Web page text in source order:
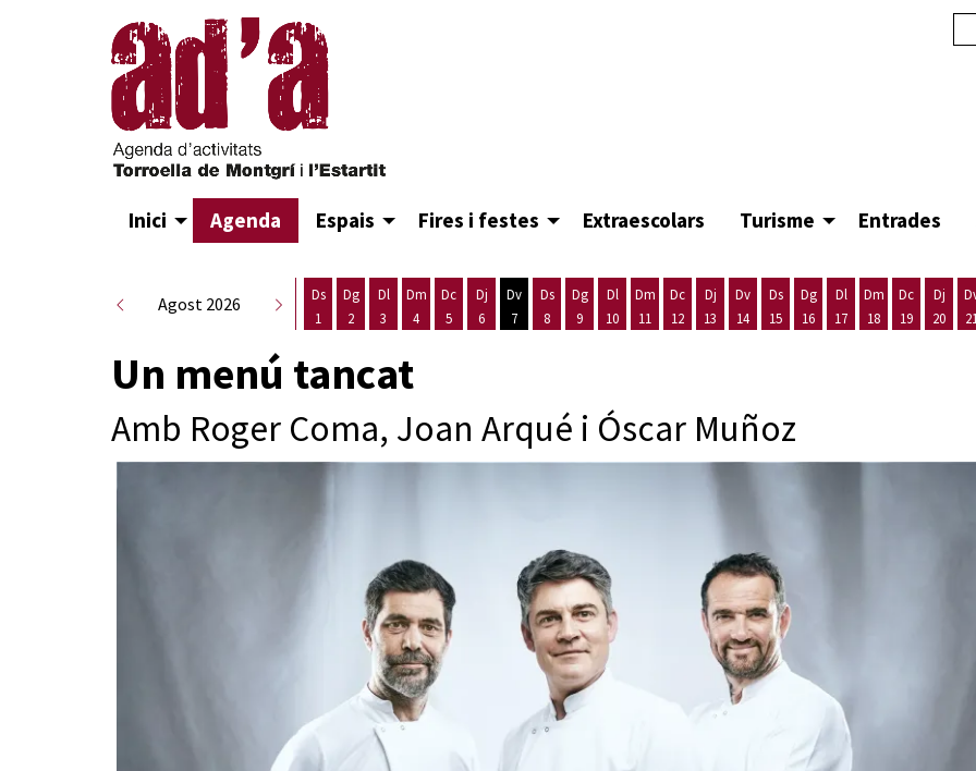
Inici Agenda Espais Fires i festes Extraescolars Turisme Entrades
Agost 2026
Ds
1
Dg
2
Dl
3
Dm
4
Dc
5
Dj
6
Dv
7
Ds
8
Dg
9
Dl
10
Dm
11
Dc
12
Dj
13
Dv
14
Ds
15
Dg
16
Dl
17
Dm
18
Dc
19
Dj
20
Un menú tancat
Amb Roger Coma, Joan Arqué i Óscar Muñoz